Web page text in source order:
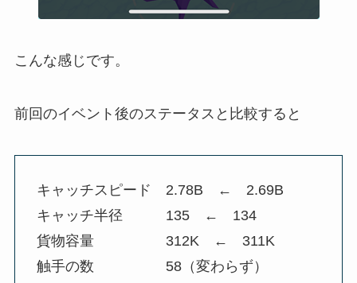
こんな感じです。
前回のイベント後のステータスと比較すると
キャッチスピード 2.78B ← 2.69B
キャッチ半径 135 ← 134
貨物容量 312K ← 311K
触手の数 58（変わらず）